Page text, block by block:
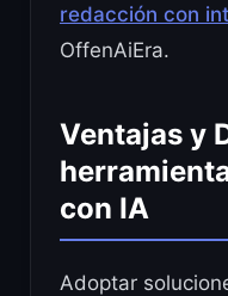
redacción con
OffenAiEra.
Ventajas y
con IA
Adoptar